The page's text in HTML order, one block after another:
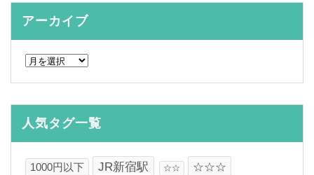
リ
ー
アーカイブ
ア
イ
ブ
人気タグ一覧
1000円以下 JR新宿駅 ☆☆ ☆☆☆